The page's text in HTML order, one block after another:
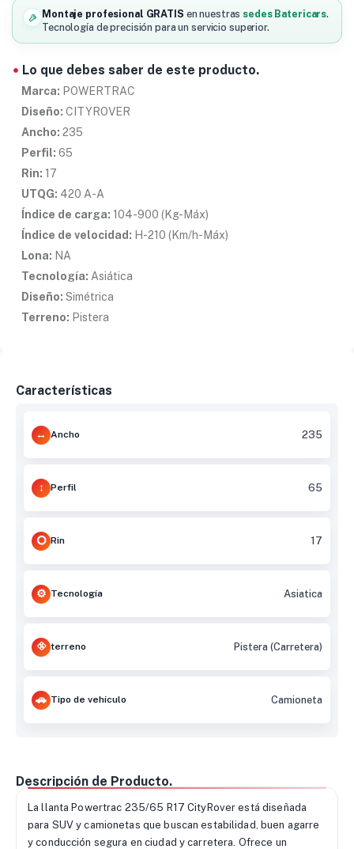
Montaje profesional GRATIS en nuestras sedes Batericars.
Tecnología de precisión para un servicio superior.
Lo que debes saber de este producto.
Marca: POWERTRAC
Diseño: CITYROVER
Ancho: 235
Perfil: 65
Rin: 17
UTQG: 420 A-A
Índice de carga: 104-900 (Kg-Máx)
Índice de velocidad: H-210 (Km/h-Máx)
Lona: NA
Tecnología: Asiática
Diseño: Simétrica
Terreno: Pistera
Características
Ancho 235
Perfil 65
Rin 17
Tecnología Asiatica
terreno Pistera (Carretera)
Tipo de vehículo Camioneta
Descripción de Producto.
La llanta Powertrac 235/65 R17 CityRover está diseñada
para SUV y camionetas que buscan estabilidad, buen agarre
y conducción segura en ciudad y carretera. Ofrece un